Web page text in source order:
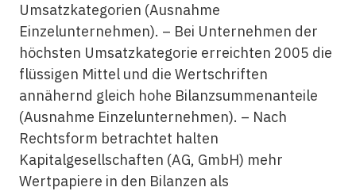
Umsatzkategorien (Ausnahme
Einzelunternehmen). – Bei Unternehmen der
höchsten Umsatzkategorie erreichten 2005 die
flüssigen Mittel und die Wertschriften
annähernd gleich hohe Bilanzsummenanteile
(Ausnahme Einzelunternehmen). – Nach
Rechtsform betrachtet halten
Kapitalgesellschaften (AG, GmbH) mehr
Wertpapiere in den Bilanzen als